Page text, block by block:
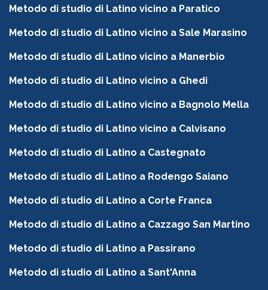
Metodo di studio di Latino vicino a Paratico
Metodo di studio di Latino vicino a Sale Marasino
Metodo di studio di Latino vicino a Manerbio
Metodo di studio di Latino vicino a Ghedi
Metodo di studio di Latino vicino a Bagnolo Mella
Metodo di studio di Latino vicino a Calvisano
Metodo di studio di Latino a Castegnato
Metodo di studio di Latino a Rodengo Saiano
Metodo di studio di Latino a Corte Franca
Metodo di studio di Latino a Cazzago San Martino
Metodo di studio di Latino a Passirano
Metodo di studio di Latino a Sant'Anna